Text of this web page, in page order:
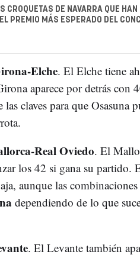
CROQUETAS DE NAVARRA QUE HAN
PREMIO MÁS ESPERADO DEL
Elche. El Elche tiene
aparece por detrás con
claves para que Osasuna
Real Oviedo. El
los 42 si gana su partido.
aunque las combinaciones
dependiendo de lo que
. El Levante también